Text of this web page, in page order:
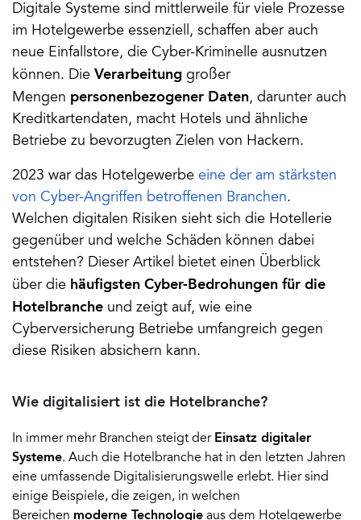
Digitale Systeme sind mittlerweile für viele Prozesse
im Hotelgewerbe essenziell, schaffen aber auch
neue Einfallstore, die Cyber-Kriminelle ausnutzen
können. Die Verarbeitung großer
Mengen personenbezogener Daten, darunter auch
Kreditkartendaten, macht Hotels und ähnliche
Betriebe zu bevorzugten Zielen von Hackern.
2023 war das Hotelgewerbe eine der am stärksten
von Cyber-Angriffen betroffenen Branchen.
Welchen digitalen Risiken sieht sich die Hotellerie
gegenüber und welche Schäden können dabei
entstehen? Dieser Artikel bietet einen Überblick
über die häufigsten Cyber-Bedrohungen für die
Hotelbranche und zeigt auf, wie eine
Cyberversicherung Betriebe umfangreich gegen
diese Risiken absichern kann.
Wie digitalisiert ist die Hotelbranche?
In immer mehr Branchen steigt der Einsatz digitaler
Systeme. Auch die Hotelbranche hat in den letzten Jahren
eine umfassende Digitalisierungswelle erlebt. Hier sind
einige Beispiele, die zeigen, in welchen
Bereichen moderne Technologie aus dem Hotelgewerbe